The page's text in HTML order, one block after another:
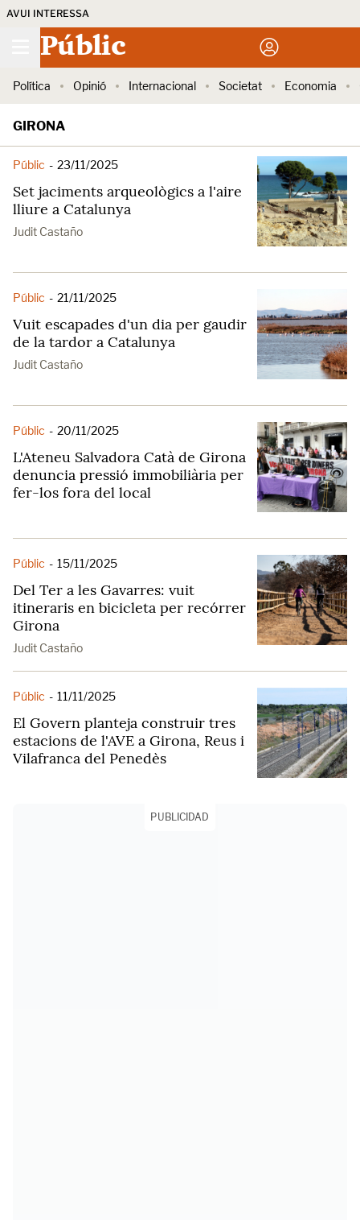
AVUI INTERESSA
Públic
Política Opinió Internacional Societat Economia
GIRONA
Públic - 23/11/2025
Set jaciments arqueològics a l'aire
lliure a Catalunya
Judit Castaño
Públic - 21/11/2025
Vuit escapades d'un dia per gaudir
de la tardor a Catalunya
Judit Castaño
Públic - 20/11/2025
L'Ateneu Salvadora Catà de Girona
denuncia pressió immobiliària per
fer-los fora del local
Públic - 15/11/2025
Del Ter a les Gavarres: vuit
itineraris en bicicleta per recórrer
Girona
Judit Castaño
Públic - 11/11/2025
El Govern planteja construir tres
estacions de l'AVE a Girona, Reus i
Vilafranca del Penedès
PUBLICIDAD